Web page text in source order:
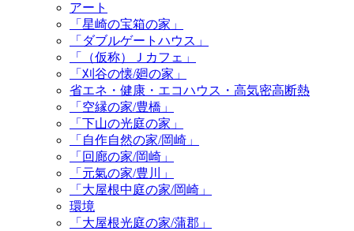
アート
「星崎の宝箱の家」
「ダブルゲートハウス」
「（仮称）Ｊカフェ」
「刈谷の懐/廻の家」
省エネ・健康・エコハウス・高気密高断熱
「空縁の家/豊橋」
「下山の光庭の家」
「自作自然の家/岡崎」
「回廊の家/岡崎」
「元氣の家/豊川」
「大屋根中庭の家/岡崎」
環境
「大屋根光庭の家/蒲郡」